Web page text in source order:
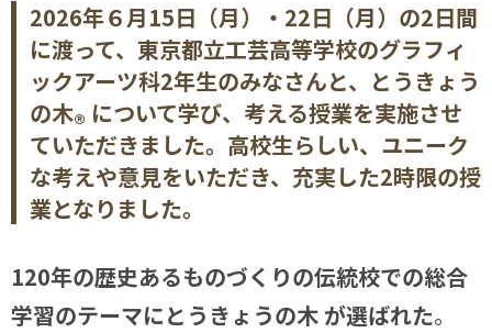
2026年６月15日（月）・22日（月）の2日間
に渡って、東京都立工芸高等学校のグラフィ
ックアーツ科2年生のみなさんと、とうきょう
の木® について学び、考える授業を実施させ
ていただきました。高校生らしい、ユニーク
な考えや意見をいただき、充実した2時限の授
業となりました。
120年の歴史あるものづくりの伝統校での総合
学習のテーマにとうきょうの木 が選ばれた。